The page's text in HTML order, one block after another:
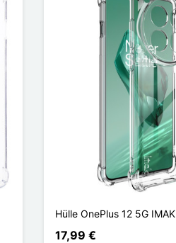
Hülle OnePlus 12 5G IMAK
17,99 €